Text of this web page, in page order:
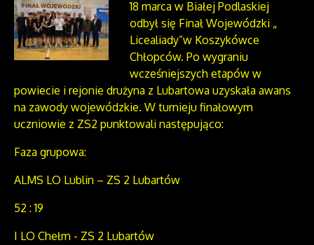
18 marca w Białej Podlaskiej
odbył się Finał Wojewódzki „
Licealiady”w Koszykówce
Chłopców. Po wygraniu
wcześniejszych etapów w
powiecie i rejonie drużyna z Lubartowa uzyskała awans
na zawody wojewódzkie. W turnieju finałowym
uczniowie z ZS2 punktowali następująco:
Faza grupowa:
ALMS LO Lublin – ZS 2 Lubartów
52 : 19
I LO Chełm - ZS 2 Lubartów